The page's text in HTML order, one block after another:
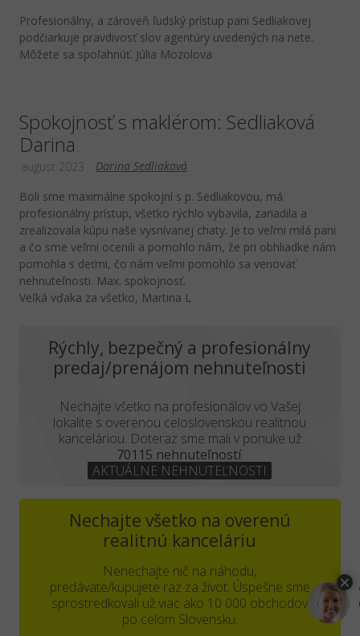
Profesionálny, a zároveň ľudský prístup pani Sedliakovej
podčiarkuje pravdivosť slov agentúry uvedených na nete.
Môžete sa spoľahnúť. Júlia Mozolova
Spokojnosť s maklérom: Sedliaková
Darina
Darina Sedliaková
august 2023
Boli sme maximálne spokojní s p. Sedliakovou, má
profesionálny prístup, všetko rýchlo vybavila, zariadila a
zrealizovala kúpu naše vysnívanej chaty. Je to veľmi milá pani
a čo sme veľmi ocenili a pomohlo nám, že pri obhliadke nám
pomohla s deťmi, čo nám veľmi pomohlo sa venovať
nehnuteľnosti. Max. spokojnosť.
Veľká vďaka za všetko, Martina L
Rýchly, bezpečný a profesionálny
predaj/prenájom nehnuteľnosti
Nechajte všetko na profesionálov vo Vašej
lokalite s overenou celoslovenskou realitnou
kanceláriou. Doteraz sme mali v ponuke už
70115 nehnuteľností.
AKTUÁLNE NEHNUTEĽNOSTI
Nechajte všetko na overenú
realitnú kanceláriu
Nenechajte nič na náhodu,
predávate/kupujete raz za život. Úspešne sme
sprostredkovali už viac ako 10 000 obchodov
po celom Slovensku.